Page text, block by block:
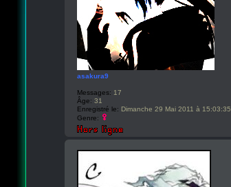
asakura9
Messages: 17
Âge: 31
Enregistré le: Dimanche 29 Mai 2011 à 15:03:35
Genre: